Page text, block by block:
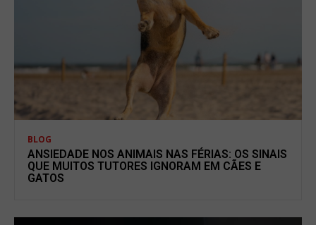
BLOG
ANSIEDADE NOS ANIMAIS NAS FÉRIAS: OS SINAIS
QUE MUITOS TUTORES IGNORAM EM CÃES E
GATOS